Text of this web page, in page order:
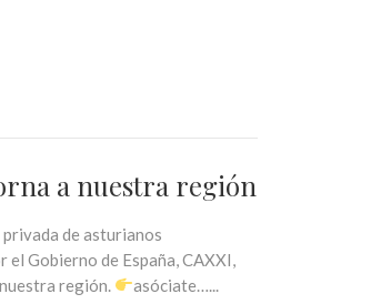
a nuestra región
de asturianos
Gobierno de España, CAXXI,
región.
asóciate…...